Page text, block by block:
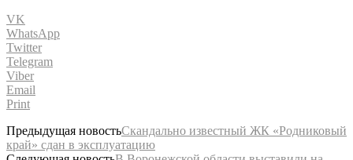
VK
WhatsApp
Twitter
Telegram
Viber
Email
Print
Предыдущая новостьСкандально известный ЖК «Родниковый
край» сдан в эксплуатацию